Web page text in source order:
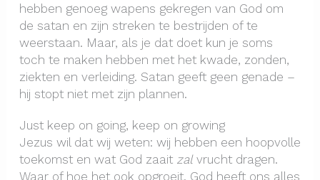
hebben genoeg wapens gekregen van God om
de satan en zijn streken te bestrijden of te
weerstaan. Maar, als je dat doet kun je soms
toch te maken hebben met het kwade, zonden,
ziekten en verleiding. Satan geeft geen genade –
hij stopt niet met zijn plannen.
Just keep on going, keep on growing
Jezus wil dat wij weten: wij hebben een hoopvolle
toekomst en wat God zaait zalvrucht dragen.
Waar of hoe het ook opgroeit. God heeft ons alles